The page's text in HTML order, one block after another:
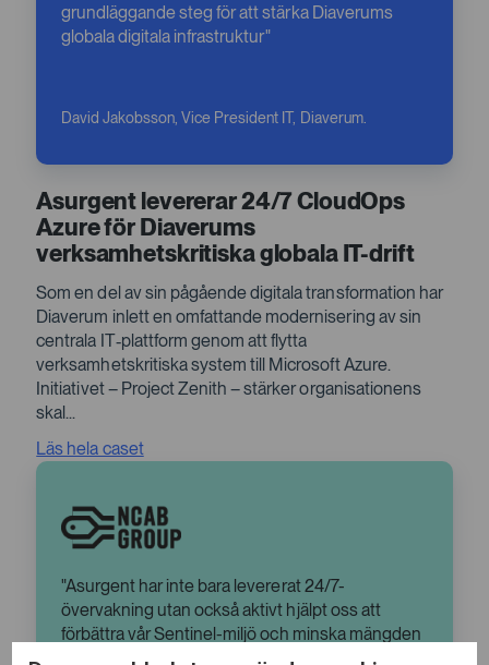
Asurgent levererar 24/7 CloudOps
Azure för Diaverums
verksamhetskritiska globala IT-drift
Som en del av sin pågående digitala transformation har
Diaverum inlett en omfattande modernisering av sin
centrala IT‑plattform genom att flytta
verksamhetskritiska system till Microsoft Azure.
Initiativet – Project Zenith – stärker organisationens
skal...
Läs hela caset
grundläggande steg för att stärka Diaverums
globala digitala infrastruktur
David Jakobsson, Vice President IT, Diaverum.
Asurgent har inte bara levererat 24/7-
övervakning utan också aktivt hjälpt oss att
förbättra vår Sentinel-miljö och minska mängden
falsklarm markant. Vi har verkligen hittat en